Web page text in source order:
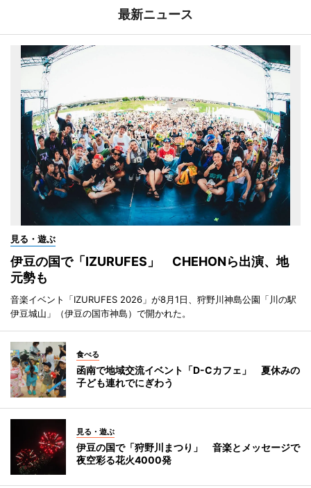
最新ニュース
見る・遊ぶ
伊豆の国で「IZURUFES」 CHEHONら出演、地
元勢も
音楽イベント「IZURUFES 2026」が8月1日、狩野川神島公園「川の駅
伊豆城山」（伊豆の国市神島）で開かれた。
食べる
函南で地域交流イベント「D-Cカフェ」 夏休みの
子ども連れでにぎわう
見る・遊ぶ
伊豆の国で「狩野川まつり」 音楽とメッセージで
夜空彩る花火4000発